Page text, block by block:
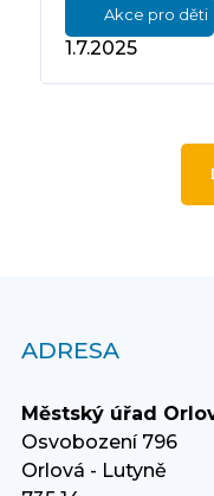
Akce pro děti
1.7.2025
ADRESA
Městský úřad
Osvobození 796
Orlová - Lutyně